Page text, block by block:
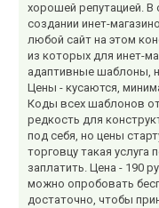
хорошей репутацией. В
создании инет-
любой сайт на этом
из которых для инет-
адаптивные шаблоны,
Цены - кусаются,
Коды всех шаблонов
редкость для
под себя, но цены
торговцу такая
заплатить. Цена - 190
можно опробовать
достаточно, чтобы